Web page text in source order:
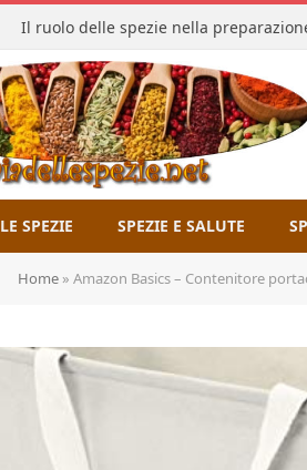
Il ruolo delle spezie nella
LE SPEZIE SPEZIE E SALUTE
Home » Amazon Basics – Contenitore